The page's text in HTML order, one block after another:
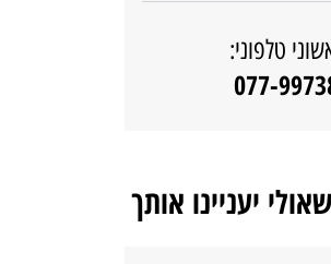
טלפוני:
יעניינו אותך